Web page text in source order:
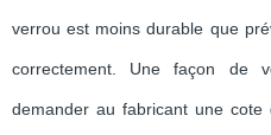
verrou est moins durable que
correctement. Une façon de
demander au fabricant une cote